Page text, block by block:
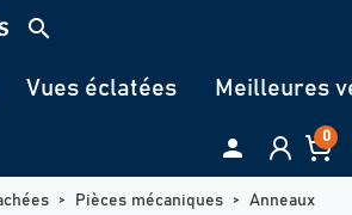
cookies
search
Vues éclatées Meilleures
 0
Pièces mécaniques
Anneaux